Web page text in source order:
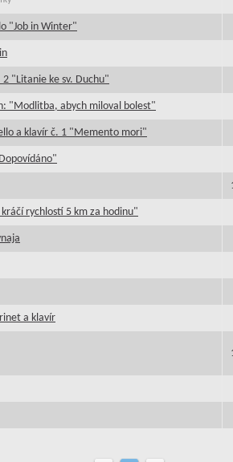
"Job in Winter"
"Litanie ke sv. Duchu"
"Modlitba, abych miloval bolest"
a klavír č. 1 "Memento mori"
rychlostí 5 km za hodinu"
a klavír